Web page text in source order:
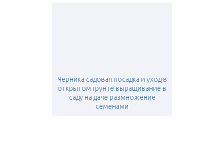
Черника садовая посадка и уход в
открытом грунте выращивание в
саду на даче размножение
семенами